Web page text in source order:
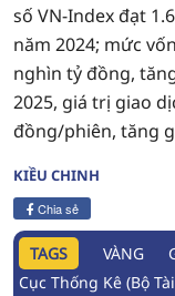
số VN-Index đạt
năm 2024; mức
nghìn tỷ đồng,
2025, giá trị giao
đồng/phiên, tăng
KIỀU CHINH
Chia sẻ
TAGS VÀNG
Cục Thống Kê (Bộ